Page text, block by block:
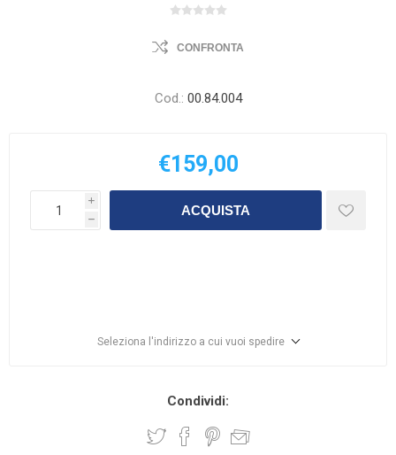
CONFRONTA
Cod.: 00.84.004
€159,00
i
h
ACQUISTA
Seleziona l'indirizzo a cui vuoi spedire
Condividi: